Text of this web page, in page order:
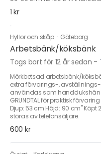
1 kr
Hyllor och skåp · Göteborg
Arbetsbänk/köksbänk
Togs bort för 12 år sedan -
Mörkbetsad arbetsbänk/
extra förvarings-,
användas som
GRUNDTAL för praktisk
Djup: 53 cm Höjd: 90 cm" Köpt
störas av telefonsäljare.
600 kr